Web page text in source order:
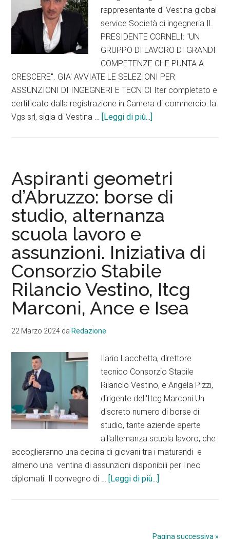
rappresentante di Vestina global
service Società di ingegneria IL
PRESIDENTE CORNELI: "UN
GRUPPO DI LAVORO DI GRANDI
COMPETENZE CHE PUNTA A
CRESCERE". GIA' AVVIATE LE SELEZIONI PER
ASSUNZIONI DI INGEGNERI E TECNICI Iter completato e
certificato dalla registrazione in Camera di commercio: la
Vgs srl, sigla di Vestina … [Leggi di più...]
vestino
trasforma
Vgs
società
ingegneria.
incarico
responsabilità
per
delegato
e
legale
rappresentante
Aspiranti geometri
d’Abruzzo: borse di
studio, alternanza
scuola lavoro e
assunzioni. Iniziativa di
Consorzio Stabile
Rilancio Vestino, Itcg
Marconi, Ance e Isea
22 Marzo 2024 daRedazione
Ilario Lacchetta, direttore
tecnico Consorzio Stabile
Rilancio Vestino, e Angela Pizzi,
dirigente dell'Itcg Marconi Un
discreto numero di borse di
studio, tante aziende aperte
all'alternanza scuola lavoro, che
accoglieranno una decina di giovani tra i maturandi e
almeno una ventina di assunzioni disponibili per i neo
diplomati. Il convegno di … [Leggi di più...]
di
Pagina successiva »